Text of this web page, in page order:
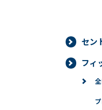
セン
フィ